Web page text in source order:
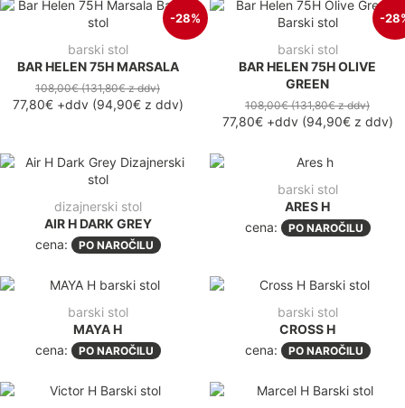
-28%
barski stol
BAR HELEN 75H MARSALA
108,00€(131,80€z ddv)
77,80€+ddv(94,90€z ddv)
-
barski stol
BAR HELEN 75H OLIVE
GREEN
108,00€(131,80€z ddv)
77,80€+ddv(94,90€z ddv)
dizajnerski stol
AIR H DARK GREY
cena:
PO NAROČILU
barski stol
ARES H
cena:
PO NAROČILU
barski stol
MAYA H
cena:
PO NAROČILU
barski stol
CROSS H
cena:
PO NAROČILU